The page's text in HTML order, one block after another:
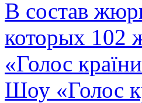
В состав
которых 102
«Голос
Шоу «Голос